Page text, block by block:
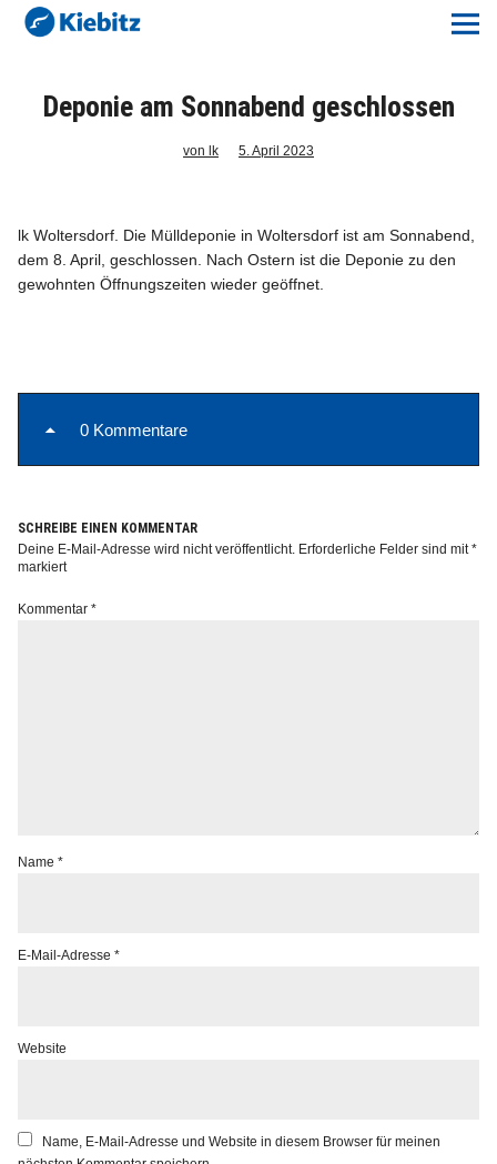
Kiebitz-Online
Aktuelles E-Paper
Anzeigenpreise
Elbeflirt
Deponie am Sonnabend geschlossen
von lk 5. April 2023
lk Woltersdorf. Die Mülldeponie in Woltersdorf ist am Sonnabend,
dem 8. April, geschlossen. Nach Ostern ist die De­ponie zu den
gewohnten Öffnungszeiten wieder geöffnet.
0 Kommentare
SCHREIBE EINEN KOMMENTAR
Deine E-Mail-Adresse wird nicht veröffentlicht. Erforderliche Felder sind mit*
markiert
Kommentar*
Name*
E-Mail-Adresse*
Website
Name, E-Mail-Adresse und Website in diesem Browser für meinen